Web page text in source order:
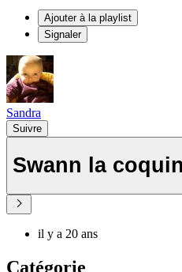
Ajouter à la playlist
Signaler
Sandra
Suivre
Swann la
il y a 20 ans
Catégorie